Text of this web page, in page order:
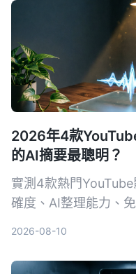
2026年4款
的AI摘要最聰明？
實測4款熱門
確度、AI整理能力、
2026-08-10